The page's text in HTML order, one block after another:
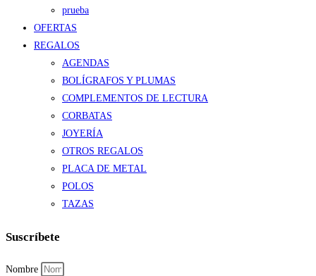
prueba
OFERTAS
REGALOS
AGENDAS
BOLÍGRAFOS Y PLUMAS
COMPLEMENTOS DE LECTURA
CORBATAS
JOYERÍA
OTROS REGALOS
PLACA DE METAL
POLOS
TAZAS
Suscríbete
Nombre